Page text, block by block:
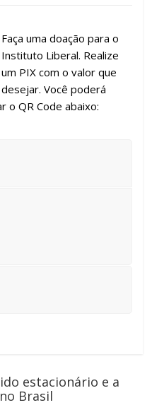
Faça uma doação para o
Instituto Liberal. Realize
um PIX com o valor que
desejar. Você poderá
o QR Code abaixo:
estacionário e a
Brasil